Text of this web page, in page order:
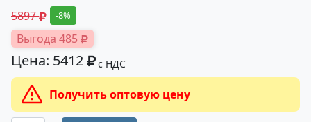
5897 -8%
Выгода 485
Цена: 5412 с НДС
Получить оптовую цену